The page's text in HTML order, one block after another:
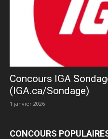
Concours IGA
(IGA.ca/Sondage)
1 janvier 2026
CONCOURS